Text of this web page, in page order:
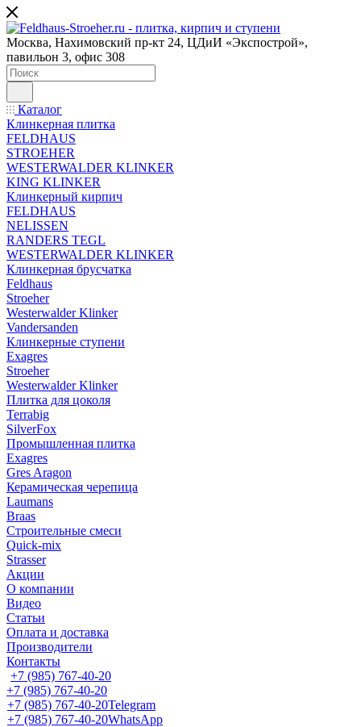
Москва, Нахимовский пр-кт 24, ЦДиИ «Экспострой»,
павильон 3, офис 308
Каталог
Клинкерная плитка
FELDHAUS
STROEHER
WESTERWALDER KLINKER
KING KLINKER
Клинкерный кирпич
FELDHAUS
NELISSEN
RANDERS TEGL
WESTERWALDER KLINKER
Клинкерная брусчатка
Feldhaus
Stroeher
Westerwalder Klinker
Vandersanden
Клинкерные ступени
Exagres
Stroeher
Westerwalder Klinker
Плитка для цоколя
Terrabig
SilverFox
Промышленная плитка
Exagres
Gres Aragon
Керамическая черепица
Laumans
Braas
Строительные смеси
Quick-mix
Strasser
Акции
О компании
Видео
Статьи
Оплата и доставка
Производители
Контакты
+7 (985) 767-40-20
+7 (985) 767-40-20
+7 (985) 767-40-20Telegram
+7 (985) 767-40-20WhatsApp